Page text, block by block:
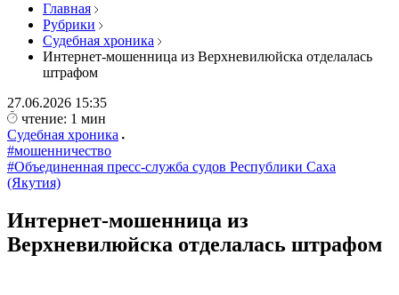
Главная
Рубрики
Судебная хроника
Интернет-мошенница из Верхневилюйска отделалась
штрафом
27.06.2026 15:35
чтение: 1 мин
Судебная хроника
#мошенничество
#Объединенная пресс-служба судов Республики Саха
(Якутия)
Интернет-мошенница из
Верхневилюйска отделалась штрафом